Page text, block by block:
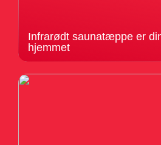
Infrarødt saunatæppe er
hjemmet